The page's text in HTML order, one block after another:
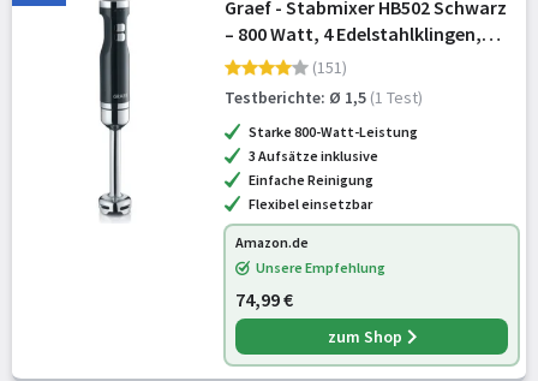
Graef - Stabmixer HB502 Schwarz
– 800 Watt, 4 Edelstahlklingen,
Edelstahlpürierstab mit Anti-
Spritz-Funktion, stufenlose
Drehzahlregelung, stufenlose Re
(151)
Testberichte: Ø 1,5 (1 Test)
Starke 800-Watt-Leistung
3 Aufsätze inklusive
Einfache Reinigung
Flexibel einsetzbar
Amazon.de
Unsere Empfehlung
74,99 €
zum Shop